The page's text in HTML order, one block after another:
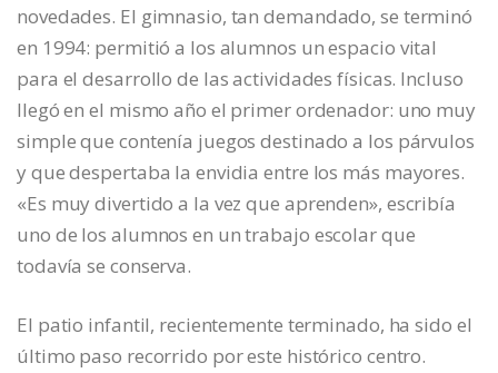
novedades. El gimnasio, tan demandado, se terminó
en 1994: permitió a los alumnos un espacio vital
para el desarrollo de las actividades físicas. Incluso
llegó en el mismo año el primer ordenador: uno muy
simple que contenía juegos destinado a los párvulos
y que despertaba la envidia entre los más mayores.
«Es muy divertido a la vez que aprenden», escribía
uno de los alumnos en un trabajo escolar que
todavía se conserva.
El patio infantil, recientemente terminado, ha sido el
último paso recorrido por este histórico centro.